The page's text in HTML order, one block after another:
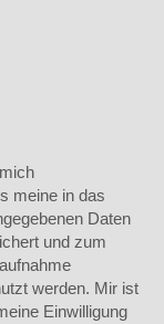
meine in das
Daten
und zum
werden. Mir ist
Einwilligung